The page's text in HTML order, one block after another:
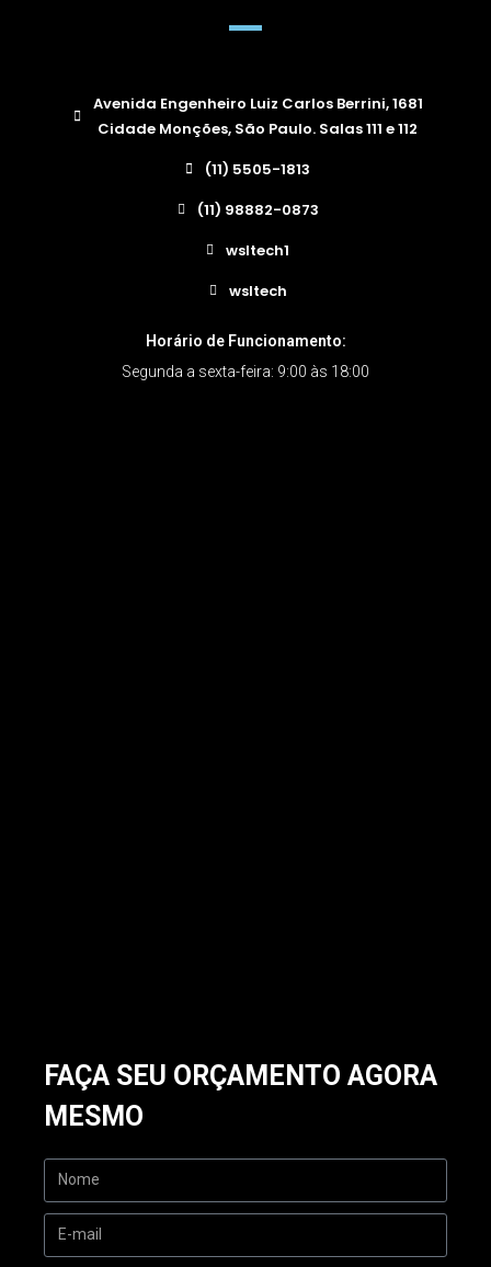
Avenida Engenheiro Luiz Carlos Berrini, 1681
Cidade Monções, São Paulo. Salas 111 e 112
(11) 5505-1813
(11) 98882-0873
wsltech1
wsltech
Horário de Funcionamento:
Segunda a sexta-feira: 9:00 às 18:00
FAÇA SEU ORÇAMENTO AGORA
MESMO